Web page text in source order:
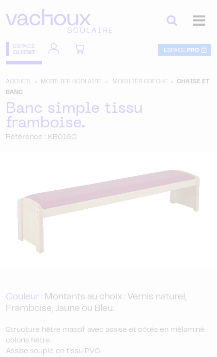
ESPACE
CLIENT
ESPACE PRO
ACCUEIL > MOBILIER SCOLAIRE > MOBILIER CRECHE > CHAISE ET
BANC
Banc simple tissu
framboise.
Référence : KB016C
Couleur : Montants au choix : Vernis naturel,
Framboise, Jaune ou Bleu.
Structure hêtre massif avec assise et côtés en mélaminé
coloris hêtre.
Assise souple en tissu PVC.